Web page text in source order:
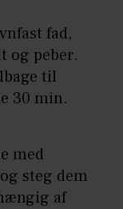
fad,
og peber.
til
30 min.
med
steg dem
af